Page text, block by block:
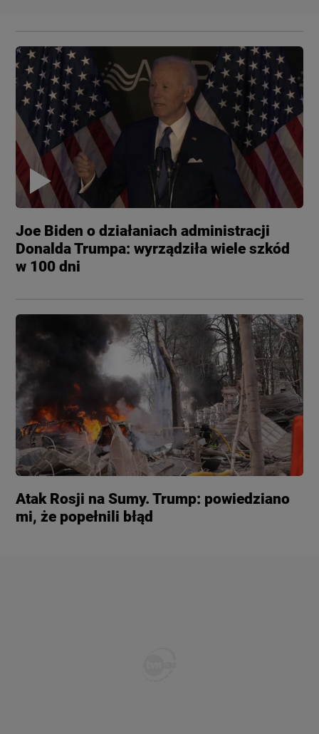
Joe Biden o działaniach administracji
Donalda Trumpa: wyrządziła wiele szkód
w 100 dni
Atak Rosji na Sumy. Trump: powiedziano
mi, że popełnili błąd